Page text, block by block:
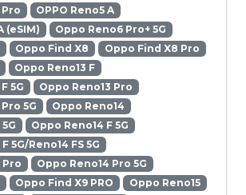
Pro
OPPO Reno5 A
(eSIM)
Oppo Reno6 Pro+ 5G
Oppo Find X8
Oppo Find X8 Pro
Oppo Reno13 F
5G
Oppo Reno13 Pro
5G
Oppo Reno14
Oppo Reno14 F 5G
5G/Reno14 FS 5G
Pro
Oppo Reno14 Pro 5G
Oppo Find X9 PRO
Oppo Reno15